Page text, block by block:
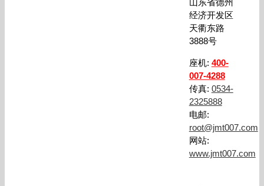
山东省德州
经济开发区
天衢东路
3888号
座机: 400-
007-4288
传真: 0534-
2325888
电邮:
root@jmt007.com
网站:
www.jmt007.com